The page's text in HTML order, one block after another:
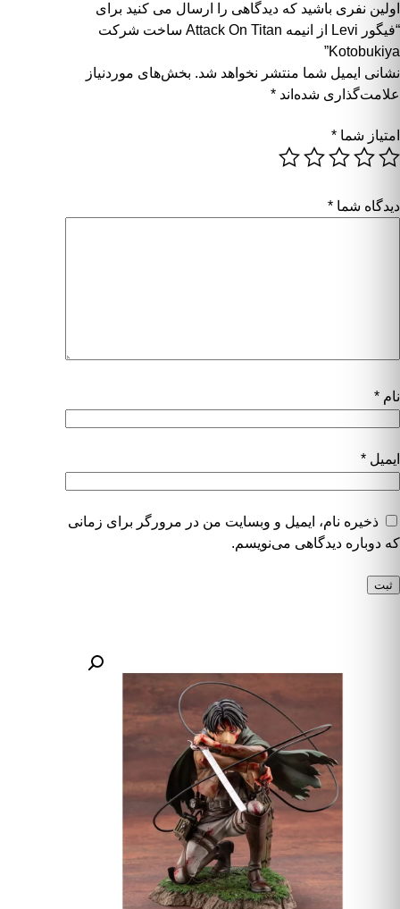
اولین نفری باشید که دیدگاهی را ارسال می کنید برای
“فیگور Levi از انیمه Attack On Titan ساخت شرکت
Kotobukiya”
نشانی ایمیل شما منتشر نخواهد شد. بخش‌های موردنیاز
علامت‌گذاری شده‌اند *
امتیاز شما *
دیدگاه شما *
نام *
ایمیل *
ذخیره نام، ایمیل و وبسایت من در مرورگر برای زمانی
که دوباره دیدگاهی می‌نویسم.